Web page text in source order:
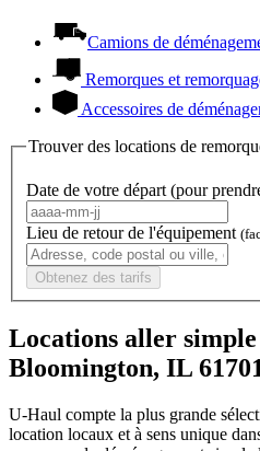
Camions de
Remorques et
Accessoires de
Trouver des locations de
Date de votre départ (pour
Lieu de retour de l'équipement
Obtenez des tarifs
Locations aller
Bloomington, IL
U-Haul compte la plus grande
location locaux et à sens unique